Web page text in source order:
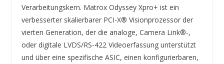
Verarbeitungskern. Matrox Odyssey Xpro+ ist ein
verbesserter skalierbarer PCI-X® Visionprozessor der
vierten Generation, der die analoge, Camera Link®-,
oder digitale LVDS/RS-422 Videoerfassung unterstützt
und über eine spezifische ASIC, einen konfigurierbaren,